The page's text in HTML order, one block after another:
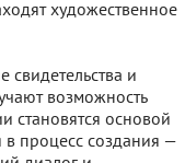
художественное
и
возможность
становятся основой
процесс создания —